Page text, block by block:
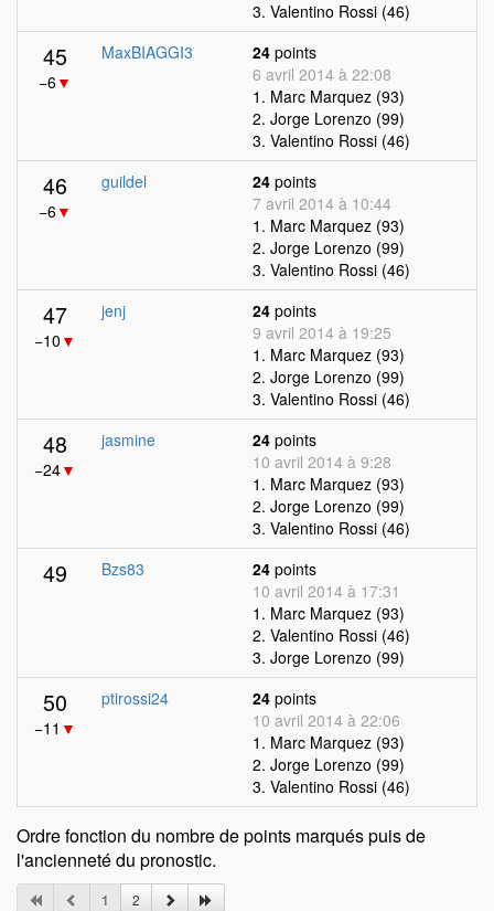
3. Valentino Rossi (46)
45
−6▼
MaxBIAGGI3 24 points
6 avril 2014 à 22:08
1. Marc Marquez (93)
2. Jorge Lorenzo (99)
3. Valentino Rossi (46)
46
−6▼
guildel 24 points
7 avril 2014 à 10:44
1. Marc Marquez (93)
2. Jorge Lorenzo (99)
3. Valentino Rossi (46)
47
−10 ▼
jenj 24 points
9 avril 2014 à 19:25
1. Marc Marquez (93)
2. Jorge Lorenzo (99)
3. Valentino Rossi (46)
48
−24▼
jasmine 24 points
10 avril 2014 à 9:28
1. Marc Marquez (93)
2. Jorge Lorenzo (99)
3. Valentino Rossi (46)
49 Bzs83 24 points
10 avril 2014 à 17:31
1. Marc Marquez (93)
2. Valentino Rossi (46)
3. Jorge Lorenzo (99)
50
−11 ▼
ptirossi24 24 points
10 avril 2014 à 22:06
1. Marc Marquez (93)
2. Jorge Lorenzo (99)
3. Valentino Rossi (46)
Ordre fonction du nombre de points marqués puis de
l'ancienneté du pronostic.
1 2